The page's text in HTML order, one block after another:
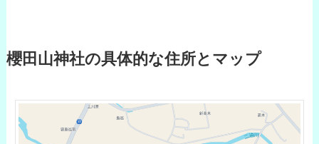
櫻田山神社の具体的な住所とマップ